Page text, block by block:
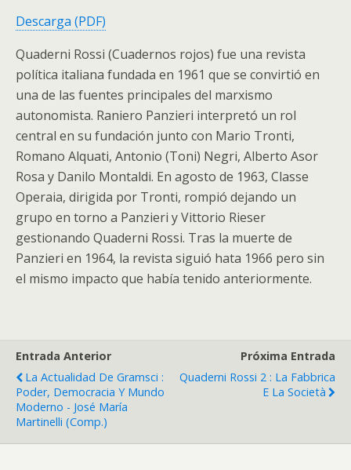
Descarga (PDF)
Quaderni Rossi (Cuadernos rojos) fue una revista
política italiana fundada en 1961 que se convirtió en
una de las fuentes principales del marxismo
autonomista. Raniero Panzieri interpretó un rol
central en su fundación junto con Mario Tronti,
Romano Alquati, Antonio (Toni) Negri, Alberto Asor
Rosa y Danilo Montaldi. En agosto de 1963, Classe
Operaia, dirigida por Tronti, rompió dejando un
grupo en torno a Panzieri y Vittorio Rieser
gestionando Quaderni Rossi. Tras la muerte de
Panzieri en 1964, la revista siguió hata 1966 pero sin
el mismo impacto que había tenido anteriormente.
Entrada Anterior
La Actualidad De Gramsci :
Poder, Democracia Y Mundo
Moderno - José María
Martinelli (comp.)
Próxima Entrada
Quaderni Rossi 2 : La Fabbrica
E La Società